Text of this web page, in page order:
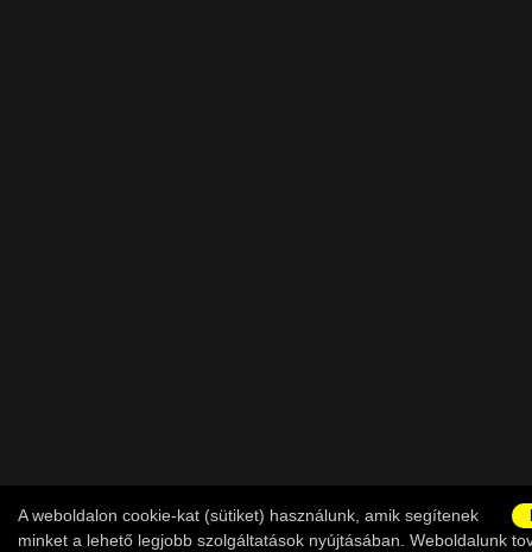
A weboldalon cookie-kat (sütiket) használunk, amik segítenek
minket a lehető legjobb szolgáltatások nyújtásában. Weboldalunk